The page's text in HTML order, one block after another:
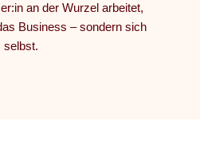
an der Wurzel arbeitet,
Business – sondern sich
selbst.